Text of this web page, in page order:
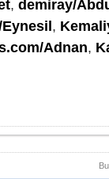
, demiray/
,
Adnan,